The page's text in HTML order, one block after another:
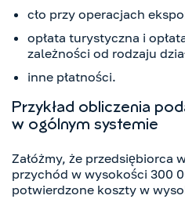
cło przy operacjach
opłata turystyczna i
zależności od rodzaju
inne płatności.
Przykład obliczenia
w ogólnym systemie
Załóżmy, że przedsiębiorca
przychód w wysokości 300
potwierdzone koszty w